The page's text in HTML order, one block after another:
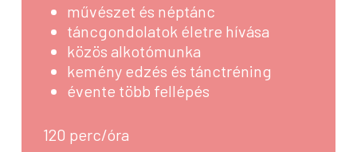
művészet és néptánc
táncgondolatok életre hívása
közös alkotómunka
kemény edzés és tánctréning
évente több fellépés
120 perc/óra